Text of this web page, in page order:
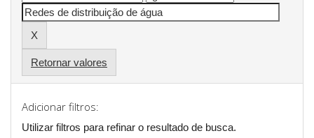
Retornar valores
Adicionar filtros:
Utilizar filtros para refinar o resultado de busca.